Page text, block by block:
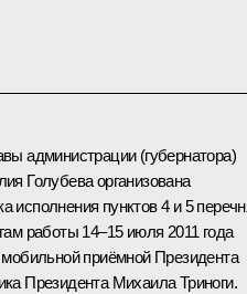
администрации (губернатора)
Голубеваорганизована
исполнения пунктов 4 и 5
работы 14–15 июля 2011 года
приёмной Президента
Президента Михаила Триноги.